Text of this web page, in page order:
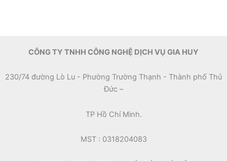
CÔNG TY TNHH CÔNG NGHỆ DỊCH VỤ GIA HUY
230/74 đường Lò Lu - Phường Trường Thạnh - Thành phố Thủ
Đức –
TP Hồ Chí Minh.
MST : 0318204083